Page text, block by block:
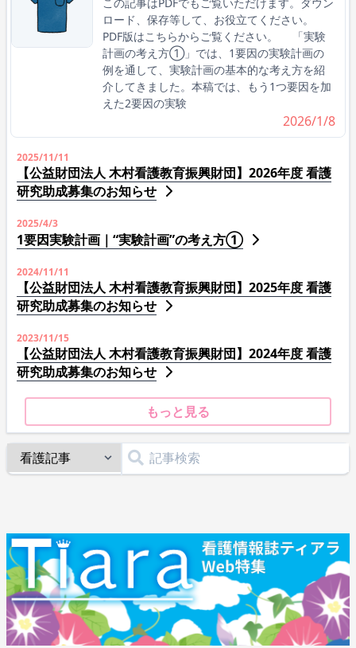
ロード、保存等して、お役立てください。
PDF版はこちらからご覧ください。 「実験
計画の考え方①」では、1要因の実験計画の
例を通して、実験計画の基本的な考え方を紹
介してきました。本稿では、もう1つ要因を加
えた2要因の実験
2026/1/8
2025/11/11
【公益財団法人 木村看護教育振興財団】2026年度 看護
研究助成募集のお知らせ
2025/4/3
1要因実験計画｜“実験計画”の考え方①
2024/11/11
【公益財団法人 木村看護教育振興財団】2025年度 看護
研究助成募集のお知らせ
2023/11/15
【公益財団法人 木村看護教育振興財団】2024年度 看護
研究助成募集のお知らせ
もっと見る